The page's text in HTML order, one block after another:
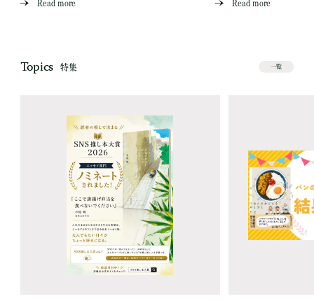
Read more Read more
Topics 特集 一覧